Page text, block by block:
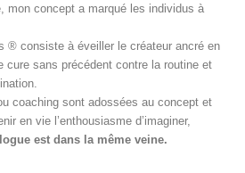
mon concept a marqué les individus à
® consiste à éveiller le créateur ancré en
cure sans précédent contre la routine et
coaching sont adossées au concept et
en vie l’enthousiasme d’imaginer,
est dans la même veine.